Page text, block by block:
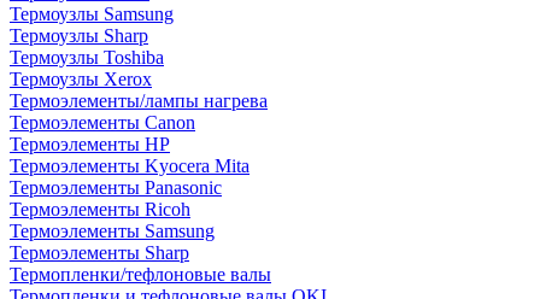
Термоузлы Samsung
Термоузлы Sharp
Термоузлы Toshiba
Термоузлы Xerox
Термоэлементы/лампы нагрева
Термоэлементы Canon
Термоэлементы HP
Термоэлементы Kyocera Mita
Термоэлементы Panasonic
Термоэлементы Ricoh
Термоэлементы Samsung
Термоэлементы Sharp
Термопленки/тефлоновые валы